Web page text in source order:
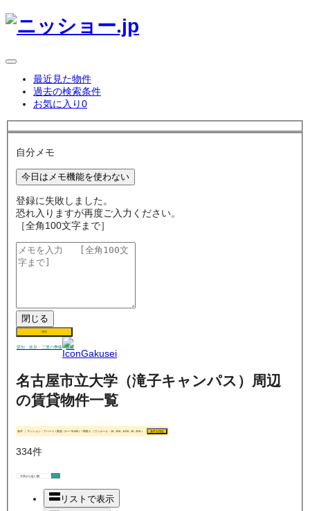
最近見た物件
過去の検索条件
お気に入り0
自分メモ
今日はメモ機能を使わない
登録に失敗しました。
恐れ入りますが再度ご入力ください。
［全角100文字まで］
閉じる
保存
愛知・岐阜・三重の学生 賃貸
名古屋市立大学（滝子キャンパス）周辺
の賃貸物件一覧
条件 マンション・アパート / 家賃（0 〜 70,000） / 間取り（ワンルーム・1K, 1DK, 1LDK, 2K, 2DK） 条件を指定
334件
リストで表示